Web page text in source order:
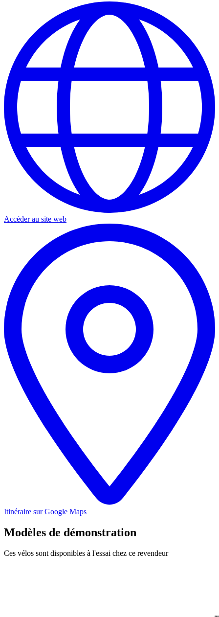
Accéder au site web
Itinéraire sur Google Maps
Modèles de démonstration
Ces vélos sont disponibles à l'essai chez ce revendeur